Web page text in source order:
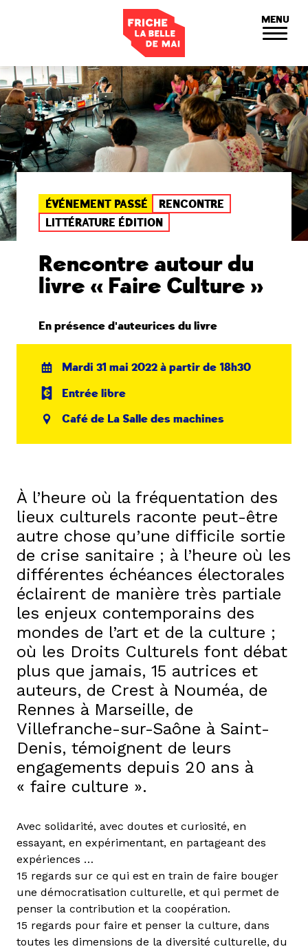
MENU
ÉVÉNEMENT PASSÉ
RENCONTRE
LITTÉRATURE ÉDITION
Rencontre autour du
livre « Faire Culture »
En présence d'auteurices du livre
Mardi 31 mai 2022 à partir de 18h30
Entrée libre
Café de La Salle des machines
À l’heure où la fréquentation des
lieux culturels raconte peut-être
autre chose qu’une difficile sortie
de crise sanitaire ; à l’heure où les
différentes échéances électorales
éclairent de manière très partiale
les enjeux contemporains des
mondes de l’art et de la culture ;
où les Droits Culturels font débat
plus que jamais, 15 autrices et
auteurs, de Crest à Nouméa, de
Rennes à Marseille, de
Villefranche-sur-Saône à Saint-
Denis, témoignent de leurs
engagements depuis 20 ans à
« faire culture ».
Avec solidarité, avec doutes et curiosité, en
essayant, en expérimentant, en partageant des
expériences …
15 regards sur ce qui est en train de faire bouger
une démocratisation culturelle, et qui permet de
penser la contribution et la coopération.
15 regards pour faire et penser la culture, dans
toutes les dimensions de la diversité culturelle, du
Panneau de gestion des cookies